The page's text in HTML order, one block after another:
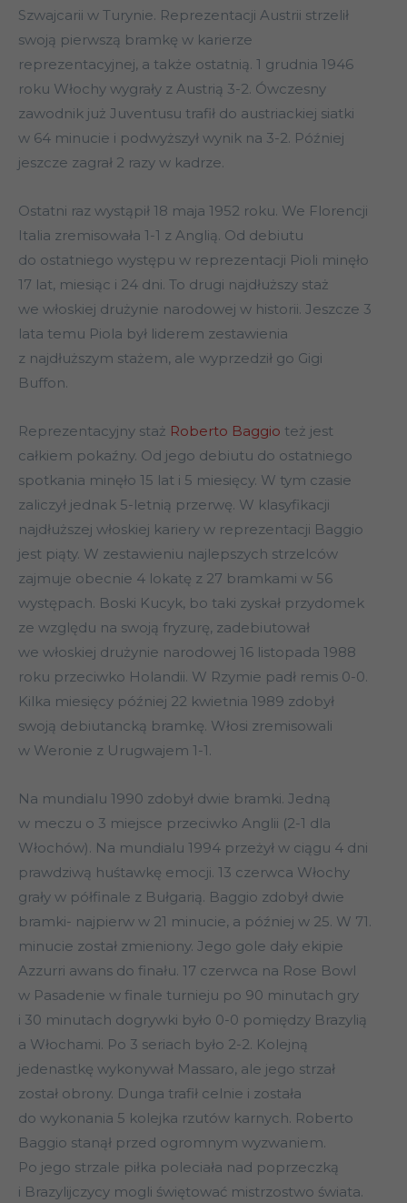
Szwajcarii w Turynie. Reprezentacji Austrii strzelił
swoją pierwszą bramkę w karierze
reprezentacyjnej, a także ostatnią. 1 grudnia 1946
roku Włochy wygrały z Austrią 3-2. Ówczesny
zawodnik już Juventusu trafił do austriackiej siatki
w 64 minucie i podwyższył wynik na 3-2. Później
jeszcze zagrał 2 razy w kadrze.
Ostatni raz wystąpił 18 maja 1952 roku. We Florencji
Italia zremisowała 1-1 z Anglią. Od debiutu
do ostatniego występu w reprezentacji Pioli minęło
17 lat, miesiąc i 24 dni. To drugi najdłuższy staż
we włoskiej drużynie narodowej w historii. Jeszcze 3
lata temu Piola był liderem zestawienia
z najdłuższym stażem, ale wyprzedził go Gigi
Buffon.
Reprezentacyjny staż Roberto Baggio też jest
całkiem pokaźny. Od jego debiutu do ostatniego
spotkania minęło 15 lat i 5 miesięcy. W tym czasie
zaliczył jednak 5-letnią przerwę. W klasyfikacji
najdłuższej włoskiej kariery w reprezentacji Baggio
jest piąty. W zestawieniu najlepszych strzelców
zajmuje obecnie 4 lokatę z 27 bramkami w 56
występach. Boski Kucyk, bo taki zyskał przydomek
ze względu na swoją fryzurę, zadebiutował
we włoskiej drużynie narodowej 16 listopada 1988
roku przeciwko Holandii. W Rzymie padł remis 0-0.
Kilka miesięcy później 22 kwietnia 1989 zdobył
swoją debiutancką bramkę. Włosi zremisowali
w Weronie z Urugwajem 1-1.
Na mundialu 1990 zdobył dwie bramki. Jedną
w meczu o 3 miejsce przeciwko Anglii (2-1 dla
Włochów). Na mundialu 1994 przeżył w ciągu 4 dni
prawdziwą huśtawkę emocji. 13 czerwca Włochy
grały w półfinale z Bułgarią. Baggio zdobył dwie
bramki- najpierw w 21 minucie, a później w 25. W 71.
minucie został zmieniony. Jego gole dały ekipie
Azzurri awans do finału. 17 czerwca na Rose Bowl
w Pasadenie w finale turnieju po 90 minutach gry
i 30 minutach dogrywki było 0-0 pomiędzy Brazylią
a Włochami. Po 3 seriach było 2-2. Kolejną
jedenastkę wykonywał Massaro, ale jego strzał
został obrony. Dunga trafił celnie i została
do wykonania 5 kolejka rzutów karnych. Roberto
Baggio stanął przed ogromnym wyzwaniem.
Po jego strzale piłka poleciała nad poprzeczką
i Brazylijczycy mogli świętować mistrzostwo świata.